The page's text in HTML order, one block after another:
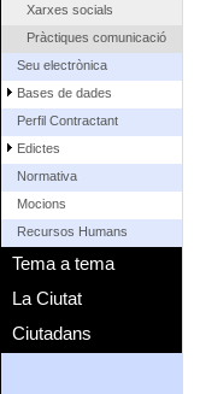
Xarxes socials
Pràctiques comunicació
Seu electrònica
Bases de dades
Perfil Contractant
Edictes
Normativa
Mocions
Recursos Humans
Tema a tema
La Ciutat
Ciutadans